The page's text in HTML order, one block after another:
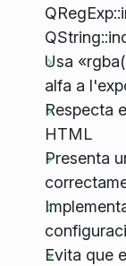
Usa
alfa a
Respecta
HTML
Presenta
Evita que